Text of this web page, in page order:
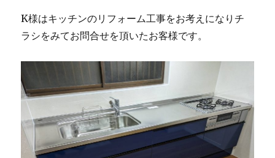
K様はキッチンのリフォーム工事をお考えになりチ
ラシをみてお問合せを頂いたお客様です。